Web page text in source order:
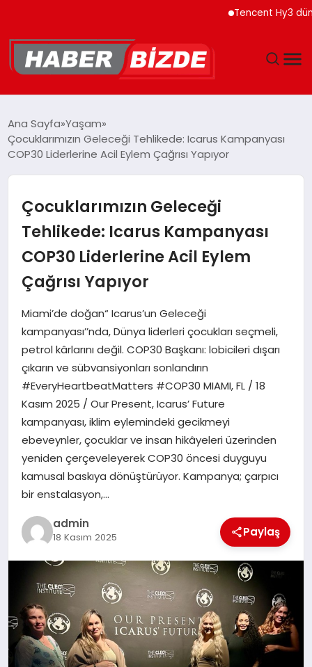
Tencent Hy3 dünya
YAŞAM
EĞITIM
MAGAZIN
SPOR
TEKNOLOJI
Ana Sayfa Yaşam
Çocuklarımızın Geleceği Tehlikede: Icarus Kampanyası
COP30 Liderlerine Acil Eylem Çağrısı Yapıyor
Çocuklarımızın Geleceği
Tehlikede: Icarus Kampanyası
COP30 Liderlerine Acil Eylem
Çağrısı Yapıyor
Miami’de doğan“ Icarus’un Geleceği
kampanyası’’nda, Dünya liderleri çocukları seçmeli,
petrol kârlarını değil. COP30 Başkanı: lobicileri dışarı
çıkarın ve sübvansiyonları sonlandırın
#EveryHeartbeatMatters #COP30 MIAMI, FL / 18
Kasım 2025 / Our Present, Icarus’ Future
kampanyası, iklim eylemindeki gecikmeyi
ebeveynler, çocuklar ve insan hikâyeleri üzerinden
yeniden çerçeveleyerek COP30 öncesi duyguyu
kamusal baskıya dönüştürüyor. Kampanya; çarpıcı
bir enstalasyon,…
admin
18 Kasım 2025 Paylaş